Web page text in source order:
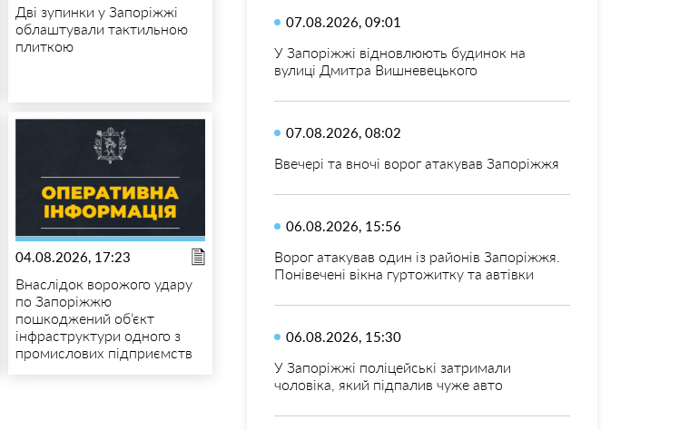
Дві зупинки у Запоріжжі
облаштували тактильною
плиткою
04.08.2026, 17:23
Внаслідок ворожого удару
по Запоріжжю
пошкоджений об’єкт
інфраструктури одного з
промислових підприємств
07.08.2026, 09:01
У Запоріжжі відновлюють будинок на
вулиці Дмитра Вишневецького
07.08.2026, 08:02
Ввечері та вночі ворог атакував Запоріжжя
06.08.2026, 15:56
Ворог атакував один із районів Запоріжжя.
Понівечені вікна гуртожитку та автівки
06.08.2026, 15:30
У Запоріжжі поліцейські затримали
чоловіка, який підпалив чуже авто